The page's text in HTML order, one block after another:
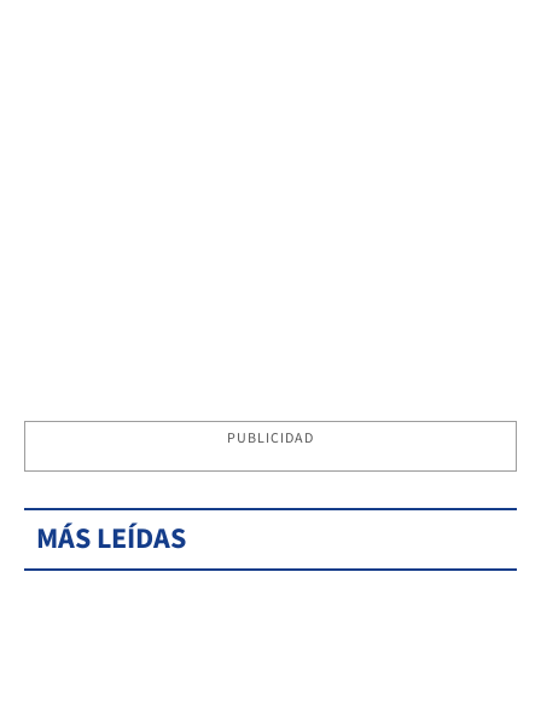
PUBLICIDAD
MÁS LEÍDAS